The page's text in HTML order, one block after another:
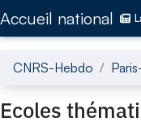
Accueil national
CNRS-Hebdo
Ecoles